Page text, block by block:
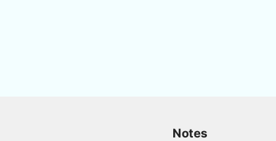
Notes